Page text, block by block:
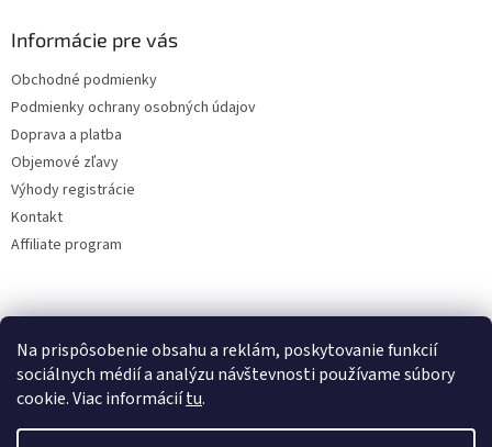
Na prispôsobenie obsahu a reklám, poskytovanie funkcií
sociálnych médií a analýzu návštevnosti používame súbory
cookie. Viac informáciítu.
Informácie pre vás
Obchodné podmienky
Podmienky ochrany osobných údajov
Doprava a platba
Objemové zľavy
Výhody registrácie
Kontakt
Affiliate program